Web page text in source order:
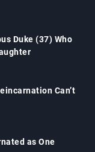
Duke (37) Who
Can’t
as One